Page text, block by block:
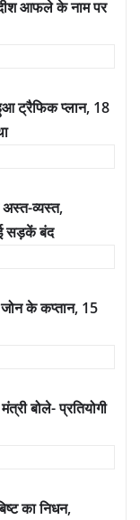
आफले के नाम पर
ट्रैफिक प्लान, 18
अस्त-व्यस्त,
सड़कें बंद
के कप्तान, 15
बोले- प्रतियोगी
का निधन,